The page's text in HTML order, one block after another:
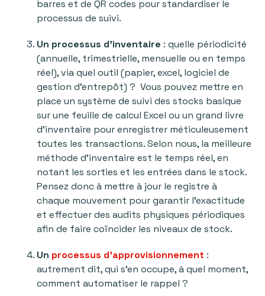
barres et de QR codes pour standardiser le
processus de suivi.
Un processus d’inventaire : quelle périodicité
(annuelle, trimestrielle, mensuelle ou en temps
réel), via quel outil (papier, excel, logiciel de
gestion d’entrepôt) ? Vous pouvez mettre en
place un système de suivi des stocks basique
sur une feuille de calcul Excel ou un grand livre
d’inventaire pour enregistrer méticuleusement
toutes les transactions. Selon nous, la meilleure
méthode d’inventaire est le temps réel, en
notant les sorties et les entrées dans le stock.
Pensez donc à mettre à jour le registre à
chaque mouvement pour garantir l’exactitude
et effectuer des audits physiques périodiques
afin de faire coïncider les niveaux de stock.
Un processus d’approvisionnement :
autrement dit, qui s’en occupe, à quel moment,
comment automatiser le rappel ?